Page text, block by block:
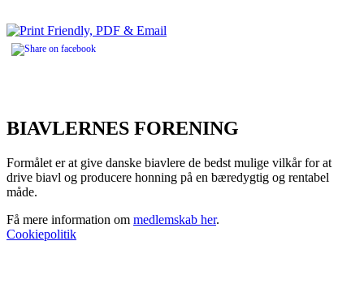
BIAVLERNES FORENING
Formålet er at give danske biavlere de bedst mulige vilkår for at
drive biavl og producere honning på en bæredygtig og rentabel
måde.
Få mere information om medlemskab her.
Cookiepolitik